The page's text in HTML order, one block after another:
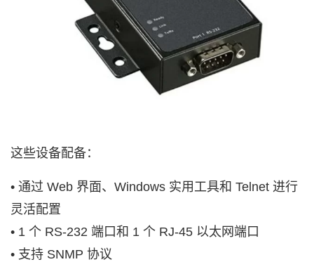
这些设备配备：
• 通过 Web 界面、Windows 实用工具和 Telnet 进行
灵活配置
• 1 个 RS-232 端口和 1 个 RJ-45 以太网端口
• 支持 SNMP 协议